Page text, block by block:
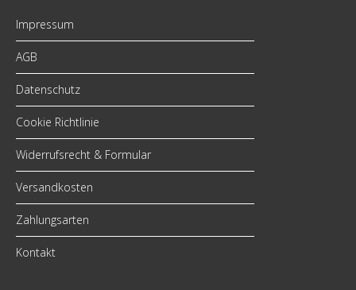
Impressum
AGB
Datenschutz
Cookie Richtlinie
Widerrufsrecht & Formular
Versandkosten
Zahlungsarten
Kontakt